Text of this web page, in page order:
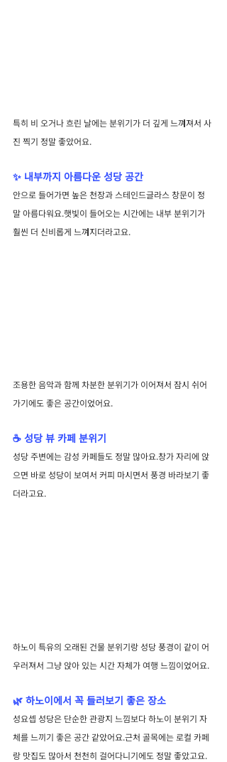
특히 비 오거나 흐린 날에는 분위기가 더 깊게 느껴져서 사
진 찍기 정말 좋았어요.
✨ 내부까지 아름다운 성당 공간
안으로 들어가면 높은 천장과 스테인드글라스 창문이 정
말 아름다워요.햇빛이 들어오는 시간에는 내부 분위기가
훨씬 더 신비롭게 느껴지더라고요.
조용한 음악과 함께 차분한 분위기가 이어져서 잠시 쉬어
가기에도 좋은 공간이었어요.
☕ 성당 뷰 카페 분위기
성당 주변에는 감성 카페들도 정말 많아요.창가 자리에 앉
으면 바로 성당이 보여서 커피 마시면서 풍경 바라보기 좋
더라고요.
하노이 특유의 오래된 건물 분위기랑 성당 풍경이 같이 어
우러져서 그냥 앉아 있는 시간 자체가 여행 느낌이었어요.
🌿 하노이에서 꼭 들러보기 좋은 장소
성요셉 성당은 단순한 관광지 느낌보다 하노이 분위기 자
체를 느끼기 좋은 공간 같았어요.근처 골목에는 로컬 카페
랑 맛집도 많아서 천천히 걸어다니기에도 정말 좋았고요.